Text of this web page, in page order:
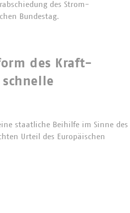
des Strom-
Bundestag.
des Kraft-
staatliche Beihilfe im Sinne des
Urteil des Europäischen